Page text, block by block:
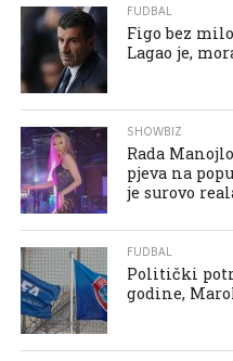
FUDBAL
Figo bez
Lagao je,
SHOWBIZ
Rada
pjeva na
je surovo
FUDBAL
Politički
godine,